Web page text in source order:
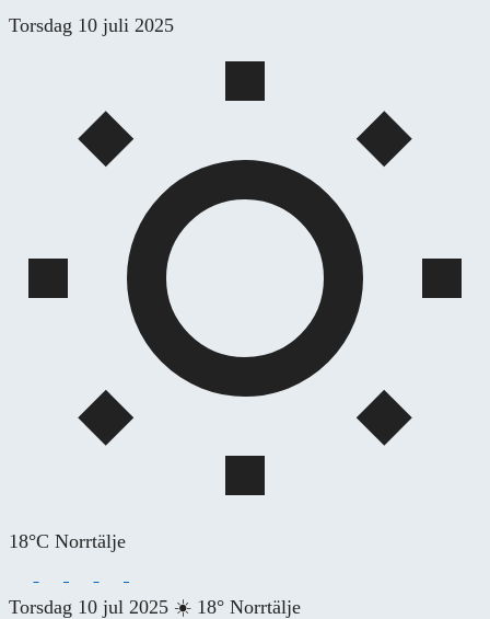
Skip
Torsdag 10 juli 2025
18°C Norrtälje
Torsdag 10 jul 2025 ☀️ 18° Norrtälje